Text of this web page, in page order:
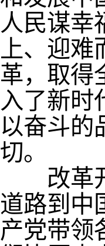
人民谋幸
上、迎难
革，取得
入了新时
以奋斗的
切。
改革
道路到中
产党带领